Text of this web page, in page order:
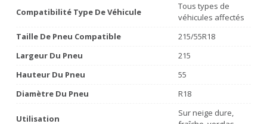
Compatibilité Type De Véhicule
Tous types de
véhicules affectés
Taille De Pneu Compatible
215/55R18
Largeur Du Pneu
215
Hauteur Du Pneu
55
Diamètre Du Pneu
R18
Utilisation
Sur neige dure,